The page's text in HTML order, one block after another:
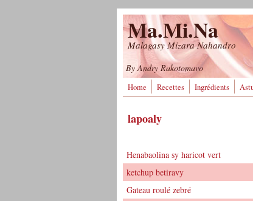
Ma.Mi.Na
Malagasy Mizara Nahandro
By Andry Rakotomavo
Home Recettes Ingrédients
lapoaly
Henabaolina sy haricot vert
ketchup betiravy
Gateau roulé zebré